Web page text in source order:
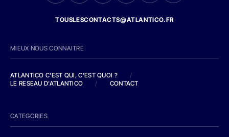
TOUSLESCONTACTS@ATLANTICO.FR
MIEUX NOUS CONNAITRE
ATLANTICO C'EST QUI, C'EST QUOI ?
/
LE RESEAU D'ATLANTICO
/ CONTACT
CATEGORIES